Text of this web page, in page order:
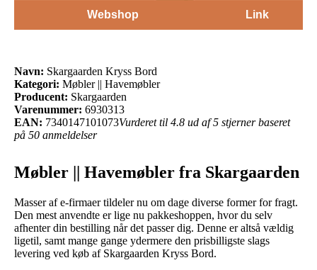
Webshop
Link
Navn: Skargaarden Kryss Bord
Kategori: Møbler || Havemøbler
Producent: Skargaarden
Varenummer: 6930313
EAN: 7340147101073Vurderet til 4.8 ud af 5 stjerner baseret
på 50 anmeldelser
Møbler || Havemøbler fra Skargaarden
Masser af e-firmaer tildeler nu om dage diverse former for fragt.
Den mest anvendte er lige nu pakkeshoppen, hvor du selv
afhenter din bestilling når det passer dig. Denne er altså vældig
ligetil, samt mange gange ydermere den prisbilligste slags
levering ved køb af Skargaarden Kryss Bord.